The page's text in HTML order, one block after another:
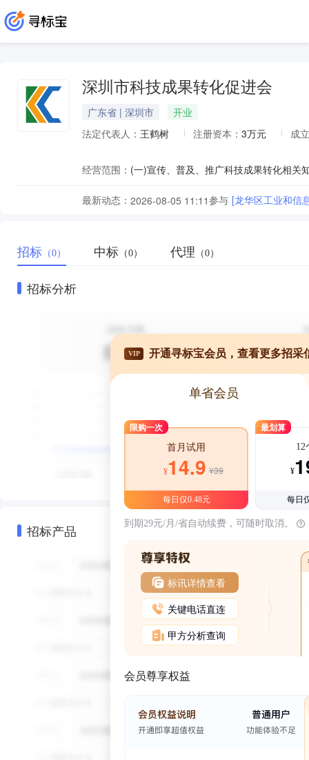
深圳市科技成果转化促进会
广东省 | 深圳市
开业
法定代表人： 王鹤树 注册资本： 3万元 成
经营范围：
最新动态： 2026-08-05 11:11参与 [龙华区工业和信
招标 （0） 中标 （0） 代理 （0）
招标分析
招标产品
VIP 开通寻标宝会员，查看更多招采
单省会员
限购一次
首月试用
¥14.9 ¥39
每日仅0.48元
最划算
12
¥
每日
到期29元/月/省自动续费，可随时取消。
标讯详情查看
关键电话直连
甲方分析查询
会员尊享权益